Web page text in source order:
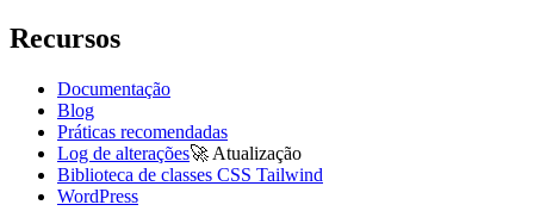
Recursos
Documentação
Blog
Práticas recomendadas
Log de alterações🚀 Atualização
Biblioteca de classes CSS Tailwind
WordPress